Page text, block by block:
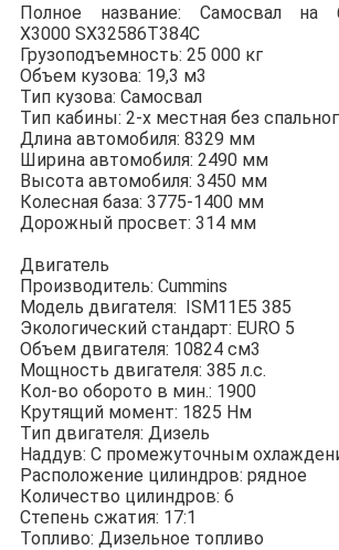
Полное название: Самосвал на
X3000 SX32586Т384C
Грузоподъемность: 25 000 кг
Объем кузова: 19,3 м3
Тип кузова: Самосвал
Тип кабины: 2-х местная без
Длина автомобиля: 8329 мм
Ширина автомобиля: 2490 мм
Высота автомобиля: 3450 мм
Колесная база: 3775-1400 мм
Дорожный просвет: 314 мм
Двигатель
Производитель: Cummins
Модель двигателя: ISM11E5 385
Экологический стандарт: EURO 5
Объем двигателя: 10824 см3
Мощность двигателя: 385 л.с.
Кол-во оборото в мин.: 1900
Крутящий момент: 1825 Нм
Тип двигателя: Дизель
Наддув: С промежуточным
Расположение цилиндров: рядное
Количество цилиндров: 6
Степень сжатия: 17:1
Топливо: Дизельное топливо